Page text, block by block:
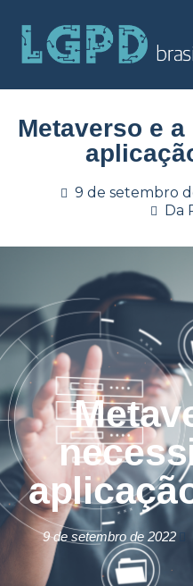
Metaverso e
9 de setembro
Da
9 de setembro de 2022